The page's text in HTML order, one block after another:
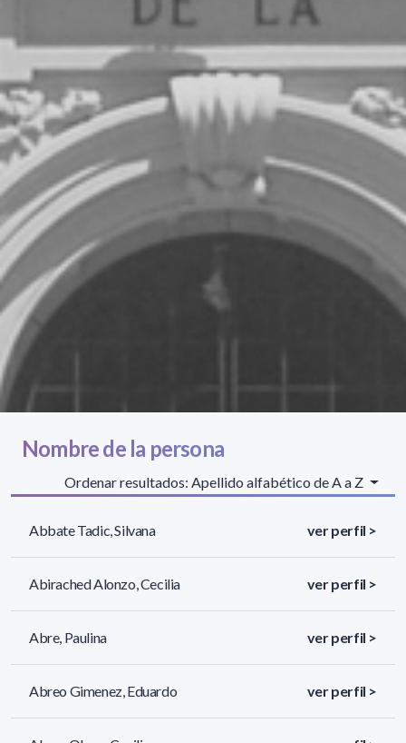
Nombre de la persona
Ordenar resultados: Apellido alfabético de A a Z
Abbate Tadic, Silvana ver perfil >
Abirached Alonzo, Cecilia ver perfil >
Abre, Paulina ver perfil >
Abreo Gimenez, Eduardo ver perfil >